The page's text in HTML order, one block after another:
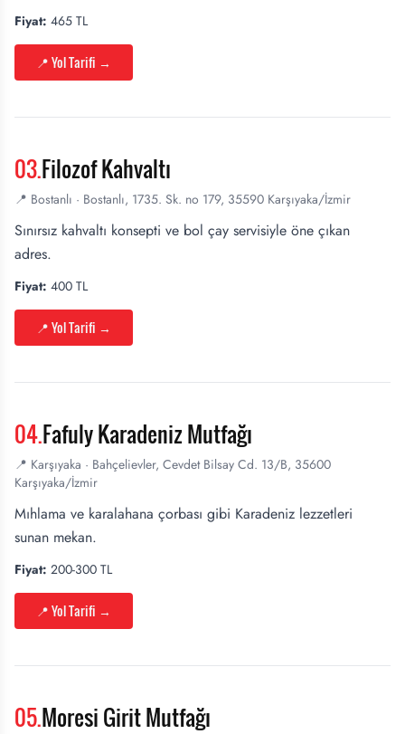
Fiyat: 465 TL
📍 Yol Tarifi →
03.Filozof Kahvaltı
📍 Bostanlı · Bostanlı, 1735. Sk. no 179, 35590 Karşıyaka/İzmir
Sınırsız kahvaltı konsepti ve bol çay servisiyle öne çıkan
adres.
Fiyat: 400 TL
📍 Yol Tarifi →
04.Fafuly Karadeniz Mutfağı
📍 Karşıyaka · Bahçelievler, Cevdet Bilsay Cd. 13/B, 35600
Karşıyaka/İzmir
Mıhlama ve karalahana çorbası gibi Karadeniz lezzetleri
sunan mekan.
Fiyat: 200-300 TL
📍 Yol Tarifi →
05.Moresi Girit Mutfağı